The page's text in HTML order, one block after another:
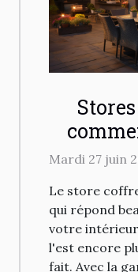
Mardi 27 juin
Le store
qui répond
votre
l'est encore
fait. Avec la